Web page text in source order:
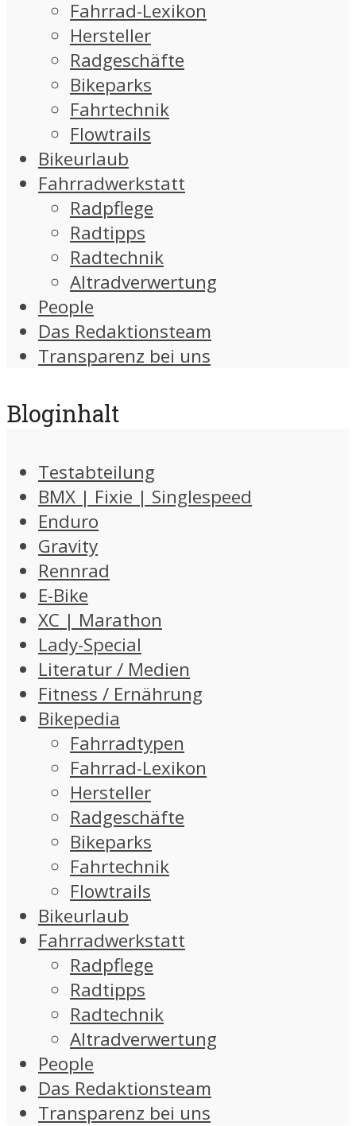
Fahrrad-Lexikon
Hersteller
Radgeschäfte
Bikeparks
Fahrtechnik
Flowtrails
Bikeurlaub
Fahrradwerkstatt
Radpflege
Radtipps
Radtechnik
Altradverwertung
People
Das Redaktionsteam
Transparenz bei uns
Bloginhalt
Testabteilung
BMX | Fixie | Singlespeed
Enduro
Gravity
Rennrad
E-Bike
XC | Marathon
Lady-Special
Literatur / Medien
Fitness / Ernährung
Bikepedia
Fahrradtypen
Fahrrad-Lexikon
Hersteller
Radgeschäfte
Bikeparks
Fahrtechnik
Flowtrails
Bikeurlaub
Fahrradwerkstatt
Radpflege
Radtipps
Radtechnik
Altradverwertung
People
Das Redaktionsteam
Transparenz bei uns